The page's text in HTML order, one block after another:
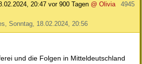
20:47 vor 900 Tagen @ Olivia
4945
Sonntag, 18.02.2024, 20:56
und die Folgen in Mitteldeutschland